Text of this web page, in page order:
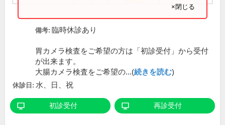
×閉じる
備考: 臨時休診あり
胃カメラ検査をご希望の方は「初診受付」から受付
が出来ます。
大腸カメラ検査をご希望の...(続きを読む)
休診日: 水、日、祝
初診受付 再診受付